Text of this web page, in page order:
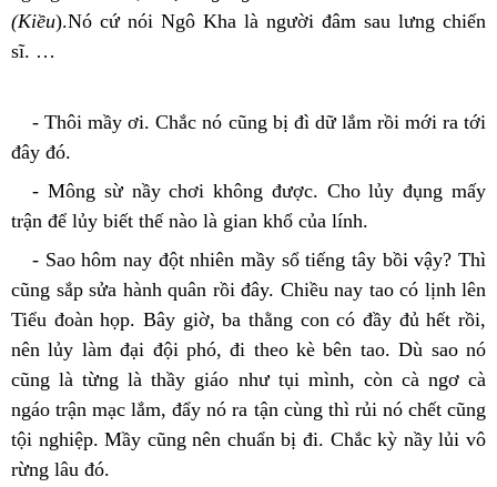
(Kiều).Nó cứ nói Ngô Kha là người đâm sau lưng chiến
sĩ. …
- Thôi mầy ơi. Chắc nó cũng bị đì dữ lắm rồi mới ra tới
đây đó.
- Mông sừ nầy chơi không được. Cho lủy đụng mấy
trận để lủy biết thế nào là gian khổ của lính.
- Sao hôm nay đột nhiên mầy sổ tiếng tây bồi vậy? Thì
cũng sắp sửa hành quân rồi đây. Chiều nay tao có lịnh lên
Tiểu đoàn họp. Bây giờ, ba thằng con có đầy đủ hết rồi,
nên lủy làm đại đội phó, đi theo kè bên tao. Dù sao nó
cũng là từng là thầy giáo như tụi mình, còn cà ngơ cà
ngáo trận mạc lắm, đẩy nó ra tận cùng thì rủi nó chết cũng
tội nghiệp. Mầy cũng nên chuẩn bị đi. Chắc kỳ nầy lủi vô
rừng lâu đó.